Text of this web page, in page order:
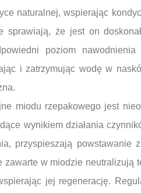
naturalnej, wspierając
sprawiają, że jest on
poziom
i zatrzymując wodę w
miodu rzepakowego jest
wynikiem działania
przyspieszają powstawanie
zawarte w miodzie neutralizują
jej regenerację.